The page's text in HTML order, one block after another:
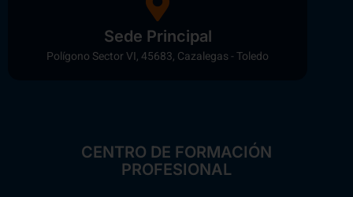
Sede Principal
Polígono Sector VI, 45683, Cazalegas - Toledo
CENTRO DE FORMACIÓN
PROFESIONAL